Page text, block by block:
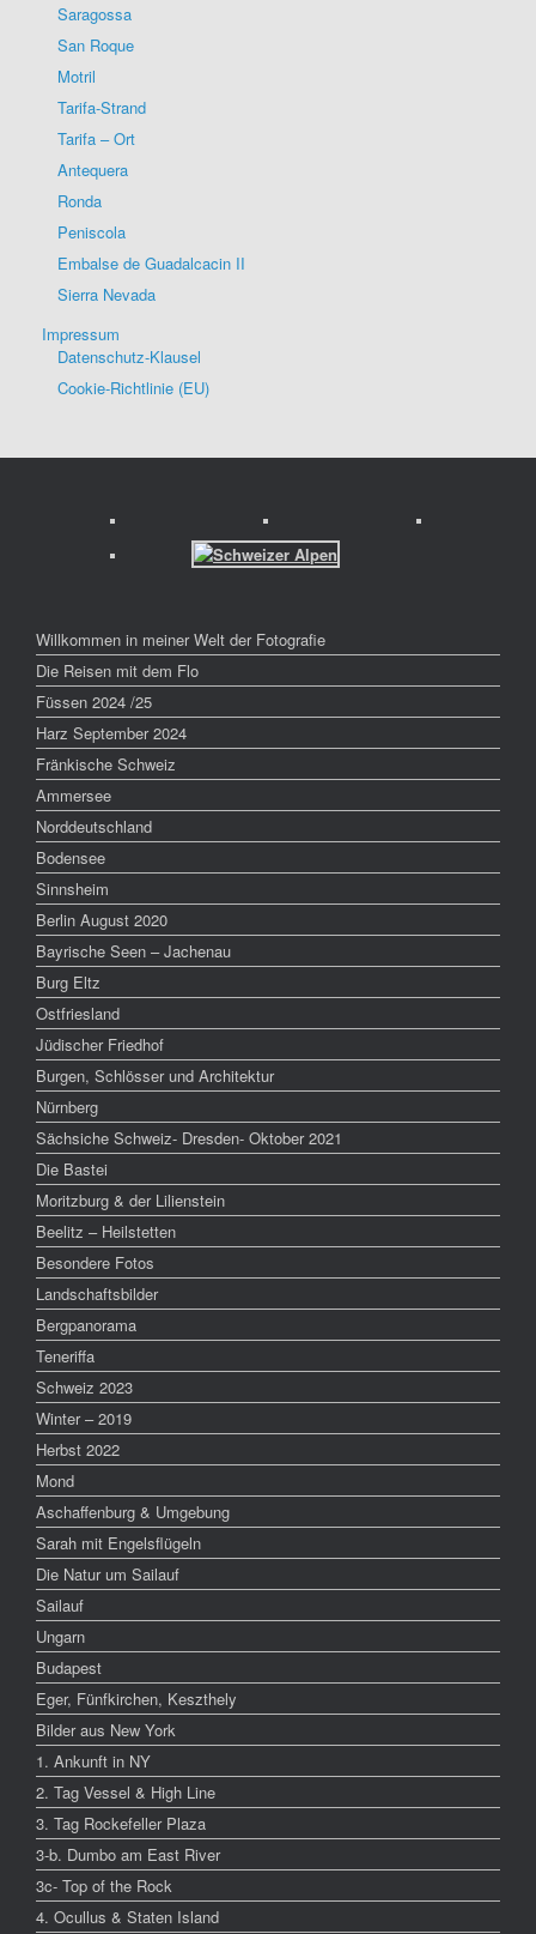
Saragossa
San Roque
Motril
Tarifa-Strand
Tarifa – Ort
Antequera
Ronda
Peniscola
Embalse de Guadalcacin II
Sierra Nevada
Impressum
Datenschutz-Klausel
Cookie-Richtlinie (EU)
Willkommen in meiner Welt der Fotografie
Die Reisen mit dem Flo
Füssen 2024 /25
Harz September 2024
Fränkische Schweiz
Ammersee
Norddeutschland
Bodensee
Sinnsheim
Berlin August 2020
Bayrische Seen – Jachenau
Burg Eltz
Ostfriesland
Jüdischer Friedhof
Burgen, Schlösser und Architektur
Nürnberg
Sächsiche Schweiz- Dresden- Oktober 2021
Die Bastei
Moritzburg & der Lilienstein
Beelitz – Heilstetten
Besondere Fotos
Landschaftsbilder
Bergpanorama
Teneriffa
Schweiz 2023
Winter – 2019
Herbst 2022
Mond
Aschaffenburg & Umgebung
Sarah mit Engelsflügeln
Die Natur um Sailauf
Sailauf
Ungarn
Budapest
Eger, Fünfkirchen, Keszthely
Bilder aus New York
1. Ankunft in NY
2. Tag Vessel & High Line
3. Tag Rockefeller Plaza
3-b. Dumbo am East River
3c- Top of the Rock
4. Ocullus & Staten Island